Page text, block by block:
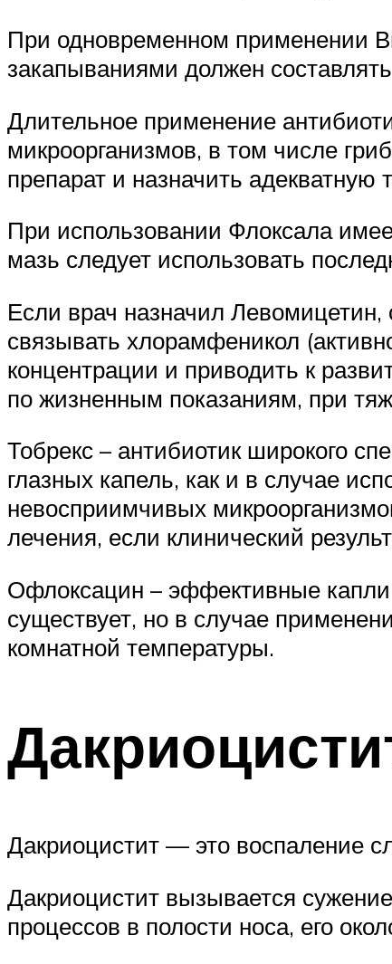
При одновременном применении
закапываниями должен
Длительное применение
микроорганизмов, в том числе
препарат и назначить адекватную
При использовании Флоксала
мазь следует использовать
Если врач назначил Левомицетин,
связывать хлорамфеникол
концентрации и приводить к
по жизненным показаниям, при
Тобрекс – антибиотик широкого
глазных капель, как и в случае
невосприимчивых
лечения, если клинический
Офлоксацин – эффективные
существует, но в случае
комнатной температуры.
Дакриоцистит — это воспаление
Дакриоцистит вызывается
процессов в полости носа, его